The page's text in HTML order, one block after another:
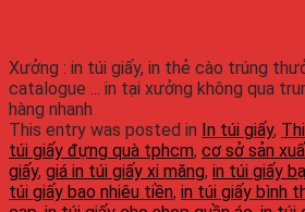
Xưởng : in túi giấy, in thẻ cào trúng
catalogue ... in tại xưởng không qua
hàng nhanh
This entry was posted in In túi giấy,
túi giấy đựng quà tphcm, cơ sở sản
giấy, giá in túi giấy xi măng, in túi giấy
túi giấy bao nhiêu tiền, in túi giấy bình